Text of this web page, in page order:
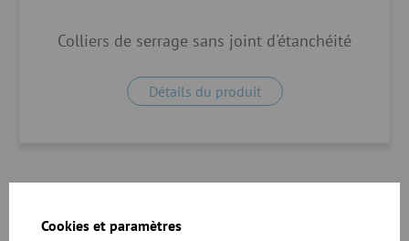
Cookies et paramètres
Colliers de serrage sans joint d'étanchéité
Détails du produit